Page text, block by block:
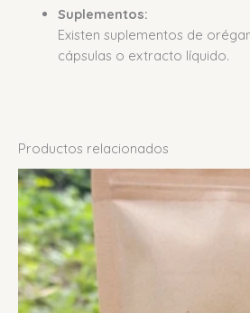
Suplementos:
Existen suplementos de
cápsulas o extracto líquido.
Productos relacionados